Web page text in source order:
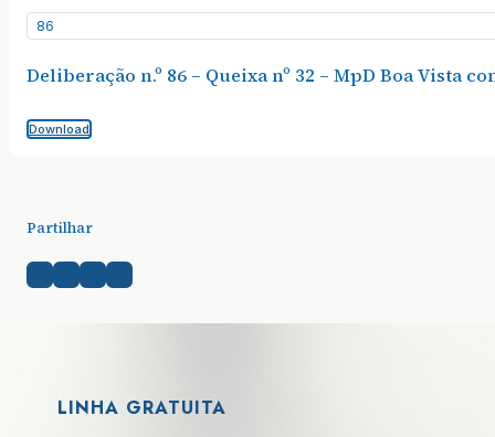
86
Deliberação n.º 86 – Queixa nº 32 – MpD Boa Vista
Download
Partilhar
LINHA GRATUITA